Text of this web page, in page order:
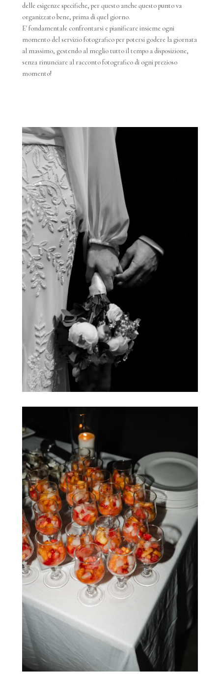
delle esigenze specifiche, per questo anche questo punto va
organizzato bene, prima di quel giorno.
E' fondamentale confrontarsi e pianificare insieme ogni
momento del servizio fotografico per potersi godere la giornata
al massimo, gestendo al meglio tutto il tempo a disposizione,
senza rinunciare al racconto fotografico di ogni prezioso
momento!